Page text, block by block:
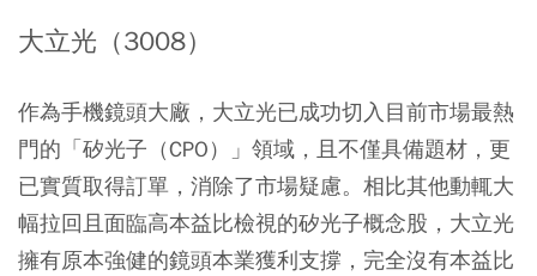
大立光（3008）
作為手機鏡頭大廠，大立光已成功切入目前市場最熱
門的「矽光子（CPO）」領域，且不僅具備題材，更
已實質取得訂單，消除了市場疑慮。相比其他動輒大
幅拉回且面臨高本益比檢視的矽光子概念股，大立光
擁有原本強健的鏡頭本業獲利支撐，完全沒有本益比